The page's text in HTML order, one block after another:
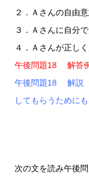
２．Ａさんの自由
３．Ａさんに自分
４．Ａさんが正し
午後問題18 解
午後問題18 解説
してもらうために
次の文を読み午後